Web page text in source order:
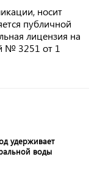
носит
публичной
лицензия на
№ 3251 от 1
удерживает
воды